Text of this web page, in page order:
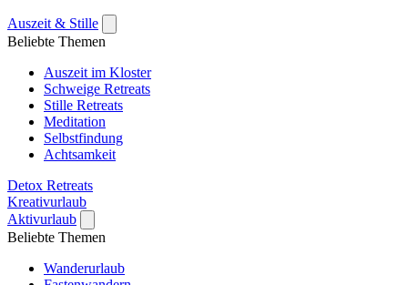
Auszeit & Stille
Beliebte Themen
Auszeit im Kloster
Schweige Retreats
Stille Retreats
Meditation
Selbstfindung
Achtsamkeit
Detox Retreats
Kreativurlaub
Aktivurlaub
Beliebte Themen
Wanderurlaub